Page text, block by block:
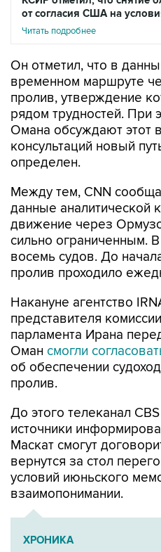
от согласия США на
Читать подробнее
Он отметил, что в
временном маршруте
пролив, утверждение
рядом трудностей. При
Омана обсуждают этот
консультаций новый
определен.
Между тем, CNN
данные аналитической
движение через
сильно ограниченным.
восемь судов. До
пролив проходило
Накануне агентство
представителя
парламента Ирана
Оман смогли
об обеспечении
пролив.
До этого телеканал
источники
Маскат смогут
вернутся за стол
условий июньского
взаимопонимании.
ХРОНИКА